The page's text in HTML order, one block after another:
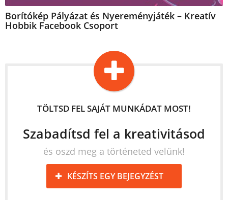
Borítókép Pályázat és Nyereményjáték – Kreatív
Hobbik Facebook Csoport
TÖLTSD FEL SAJÁT MUNKÁDAT MOST!
Szabadítsd fel a kreativitásod
és oszd meg a történeted velünk!
KÉSZÍTS EGY BEJEGYZÉST